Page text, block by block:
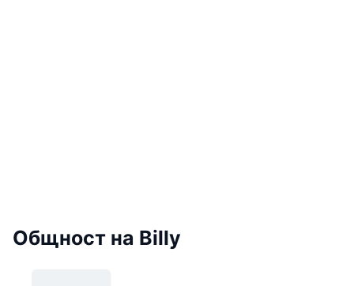
Общност на Billy